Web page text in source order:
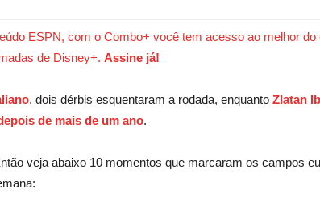
ESPN, com o Combo+ você tem acesso ao melhor do
de Disney+. Assine já!
, dois dérbis esquentaram a rodada, enquanto Zlatan
de mais de um ano.
veja abaixo 10 momentos que marcaram os campos